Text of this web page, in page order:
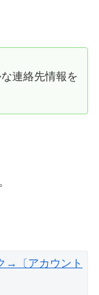
連絡先情報を